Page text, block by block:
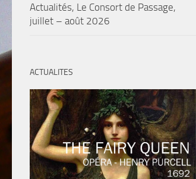
Actualités, Le Consort de Passage,
juillet – août 2026
ACTUALITES